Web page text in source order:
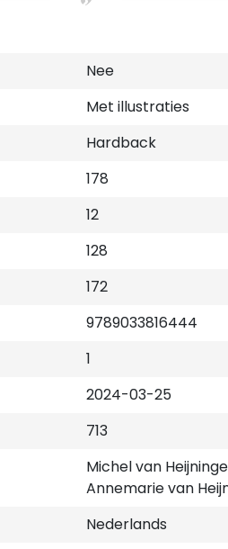
Nee
Met illustraties
Hardback
178
12
128
172
9789033816444
1
2024-03-25
713
Michel van
Annemarie van
Nederlands